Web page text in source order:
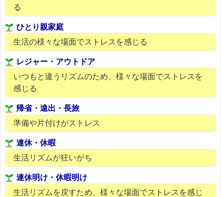
る
ひとり親家庭
生活の様々な場面でストレスを感じる
レジャー・アウトドア
いつもと違うリズムのため、様々な場面でストレスを
感じる
帰省・遠出・長旅
準備や片付けがストレス
連休・休暇
生活リズムが狂いがち
連休明け・休暇明け
生活リズムを戻すため、様々な場面でストレスを感じ